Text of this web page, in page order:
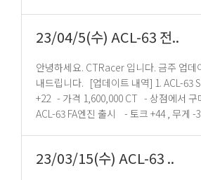
23/04/5(수) ACL-63 전..
안녕하세요. CTRacer 입니다. 금주 업데이트 사항에 대해 안
내드립니다. [업데이트 내역] 1. ACL-63 SH엔진 출시 - 토크
+22 - 가격 1,600,000 CT - 상점에서 구매 할 수 있습니다. 2.
23/03/15(수) ACL-63 ..